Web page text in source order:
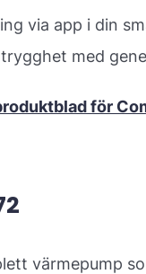
via app i din
med
för
värmepump